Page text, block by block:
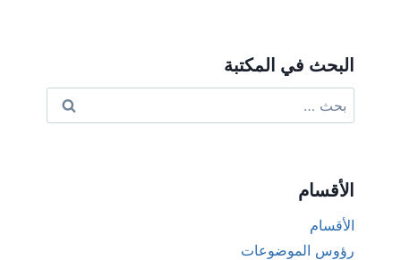
البحث في المكتبة
عن:
الأقسام
الأقسام
رؤوس الموضوعات